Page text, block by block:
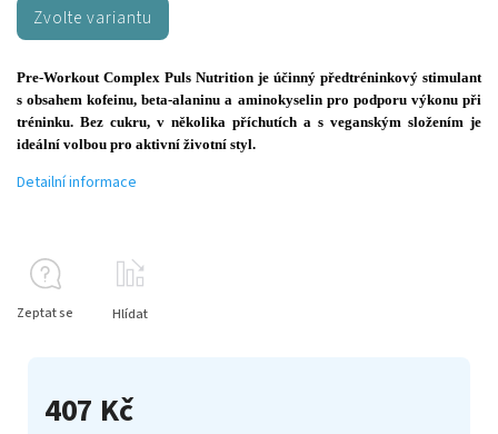
407 Kč
Zvolte variantu
Pre-Workout Complex Puls Nutrition je účinný předtréninkový stimulant
s obsahem kofeinu, beta-alaninu a aminokyselin pro podporu výkonu při
tréninku. Bez cukru, v několika příchutích a s veganským složením je
ideální volbou pro aktivní životní styl.
Detailní informace
Zeptat se Hlídat